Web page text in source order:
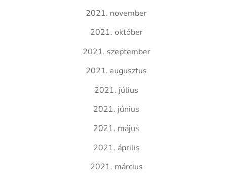
2021. november
2021. október
2021. szeptember
2021. augusztus
2021. július
2021. június
2021. május
2021. április
2021. március